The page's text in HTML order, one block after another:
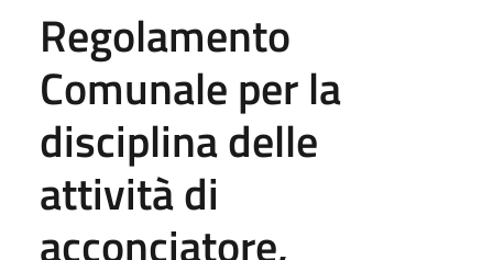
Regolamento
Comunale per la
disciplina delle
attività di
acconciatore,